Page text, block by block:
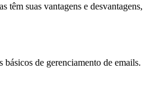
têm suas vantagens e desvantagens,
de gerenciamento de emails.